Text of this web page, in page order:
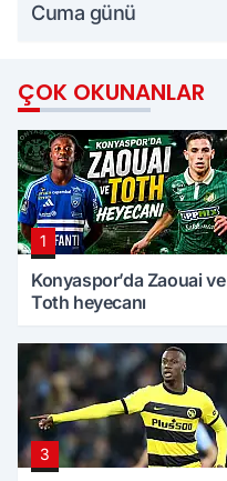
Cuma günü
ÇOK OKUNANLAR
1
Konyaspor’da Zaouai ve
Toth heyecanı
3